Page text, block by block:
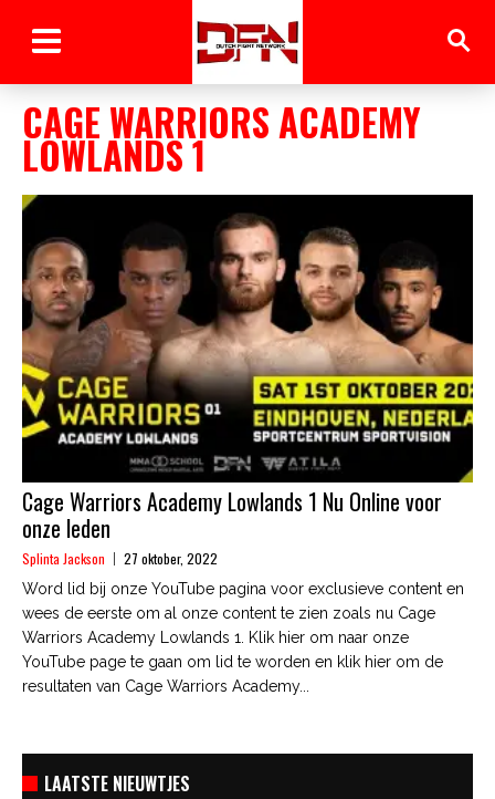
CAGE WARRIORS ACADEMY
LOWLANDS 1
Cage Warriors Academy Lowlands 1 Nu Online voor
onze leden
Splinta Jackson 27 oktober, 2022
Word lid bij onze YouTube pagina voor exclusieve content en
wees de eerste om al onze content te zien zoals nu Cage
Warriors Academy Lowlands 1. Klik hier om naar onze
YouTube page te gaan om lid te worden en klik hier om de
resultaten van Cage Warriors Academy...
LAATSTE NIEUWTJES